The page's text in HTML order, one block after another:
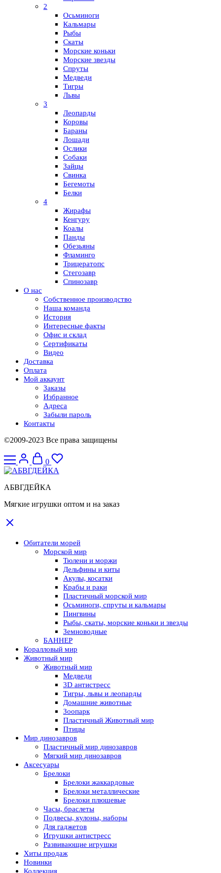
2
Осьминоги
Кальмары
Рыбы
Скаты
Морские коньки
Морские звезды
Спруты
Медведи
Тигры
Львы
3
Леопарды
Коровы
Бараны
Лошади
Ослики
Собаки
Зайцы
Свинка
Бегемоты
Белки
4
Жирафы
Кенгуру
Коалы
Панды
Обезьяны
Фламинго
Трицератопс
Стегозавр
Спинозавр
О нас
Собственное производство
Наша команда
История
Интересные факты
Офис и склад
Сертификаты
Видео
Доставка
Оплата
Мой аккаунт
Заказы
Избранное
Адреса
Забыли пароль
Контакты
©2009-2023 Все права защищены
0
АБВГДЕЙКА
Мягкие игрушки оптом и на заказ
Обитатели морей
Морской мир
Тюлени и моржи
Дельфины и киты
Акулы, косатки
Крабы и раки
Пластичный морской мир
Осьминоги, спруты и кальмары
Пингвины
Рыбы, скаты, морские коньки и звезды
Земноводные
БАННЕР
Коралловый мир
Животный мир
Животный мир
Медведи
3D антистресс
Тигры, львы и леопарды
Домашние животные
Зоопарк
Пластичный Животный мир
Птицы
Мир динозавров
Пластичный мир динозавров
Мягкий мир динозавров
Аксесуары
Брелоки
Брелоки жаккардовые
Брелоки металлические
Брелоки плюшевые
Часы, браслеты
Подвесы, кулоны, наборы
Для гаджетов
Игрушки антистресс
Развивающие игрушки
Хиты продаж
Новинки
Коллекция